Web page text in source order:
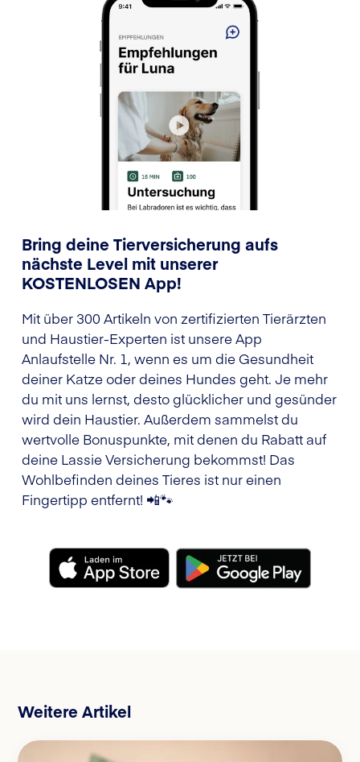
Bring deine Tierversicherung aufs
nächste Level mit unserer
KOSTENLOSEN App!
Mit über 300 Artikeln von zertifizierten Tierärzten
und Haustier-Experten ist unsere App
Anlaufstelle Nr. 1, wenn es um die Gesundheit
deiner Katze oder deines Hundes geht. Je mehr
du mit uns lernst, desto glücklicher und gesünder
wird dein Haustier. Außerdem sammelst du
wertvolle Bonuspunkte, mit denen du Rabatt auf
deine Lassie Versicherung bekommst! Das
Wohlbefinden deines Tieres ist nur einen
Fingertipp entfernt! 📲🐾
Weitere Artikel